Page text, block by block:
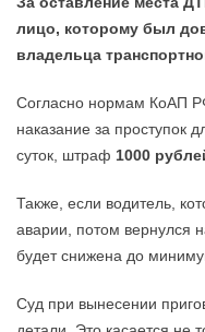
лицо, которому был
владельца
Согласно нормам КоАП
наказание за проступок
суток, штраф 1000
Также, если водитель,
аварии, потом вернулся
будет снижена до
Суд при вынесении